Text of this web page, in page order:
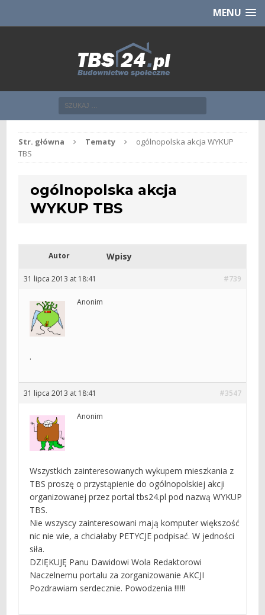
CHCĘ [klik]MENU
Str. główna Tematy
ogólnopolska akcja WYKUP
TBS
ogólnopolska akcja
WYKUP TBS
Autor Wpisy
31 lipca 2013 at 18:41 #739
Anonim
.
31 lipca 2013 at 18:41 #3547
Anonim
Wszystkich zainteresowanych wykupem mieszkania z
TBS proszę o przystąpienie do ogólnopolskiej akcji
organizowanej przez portal tbs24.pl pod nazwą WYKUP
TBS.
Nie wszyscy zainteresowani mają komputer większość
nic nie wie, a chciałaby PETYCJE podpisać. W jedności
siła.
DZIĘKUJĘ Panu Dawidowi Wola Redaktorowi
Naczelnemu portalu za zorganizowanie AKCJI
Pozdrawiam serdecznie. Powodzenia !!!!!!